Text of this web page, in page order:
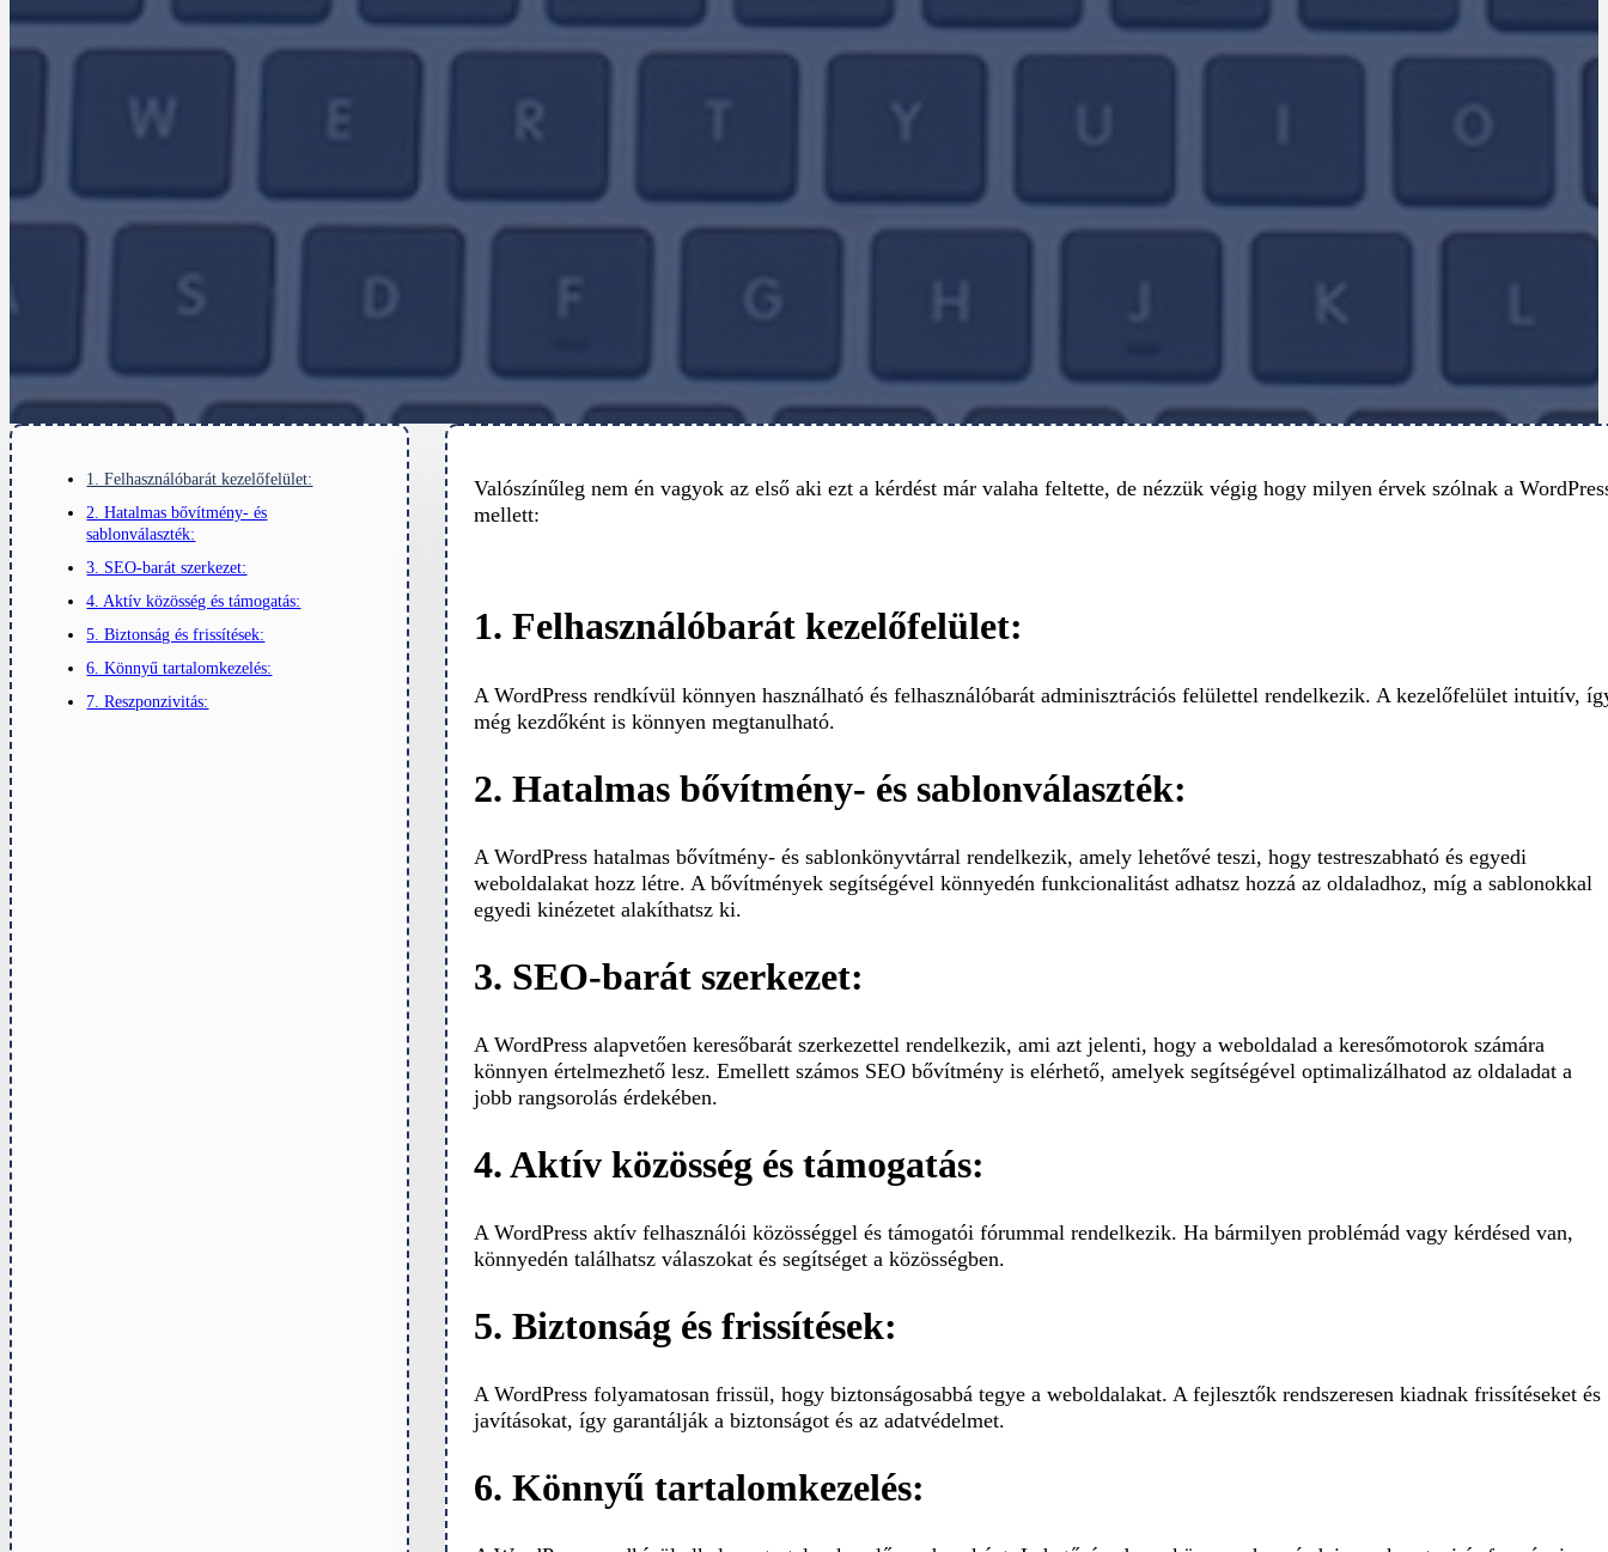
1. Felhasználóbarát kezelőfelület:
2. Hatalmas bővítmény- és
sablonválaszték:
3. SEO-barát szerkezet:
4. Aktív közösség és támogatás:
5. Biztonság és frissítések:
6. Könnyű tartalomkezelés:
7. Reszponzivitás:
Valószínűleg nem én vagyok az első aki ezt a kérdést már valaha feltette, de nézzük végig hogy milyen érvek szólnak a
mellett:
1. Felhasználóbarát kezelőfelület:
A WordPress rendkívül könnyen használható és felhasználóbarát adminisztrációs felülettel rendelkezik. A kezelőfelület intuitív,
még kezdőként is könnyen megtanulható.
2. Hatalmas bővítmény- és sablonválaszték:
A WordPress hatalmas bővítmény- és sablonkönyvtárral rendelkezik, amely lehetővé teszi, hogy testreszabható és egyedi
weboldalakat hozz létre. A bővítmények segítségével könnyedén funkcionalitást adhatsz hozzá az oldaladhoz, míg a sablonokkal
egyedi kinézetet alakíthatsz ki.
3. SEO-barát szerkezet:
A WordPress alapvetően keresőbarát szerkezettel rendelkezik, ami azt jelenti, hogy a weboldalad a keresőmotorok számára
könnyen értelmezhető lesz. Emellett számos SEO bővítmény is elérhető, amelyek segítségével optimalizálhatod az oldaladat a
jobb rangsorolás érdekében.
4. Aktív közösség és támogatás:
A WordPress aktív felhasználói közösséggel és támogatói fórummal rendelkezik. Ha bármilyen problémád vagy kérdésed van,
könnyedén találhatsz válaszokat és segítséget a közösségben.
5. Biztonság és frissítések:
A WordPress folyamatosan frissül, hogy biztonságosabbá tegye a weboldalakat. A fejlesztők rendszeresen kiadnak frissítéseket és
javításokat, így garantálják a biztonságot és az adatvédelmet.
6. Könnyű tartalomkezelés: